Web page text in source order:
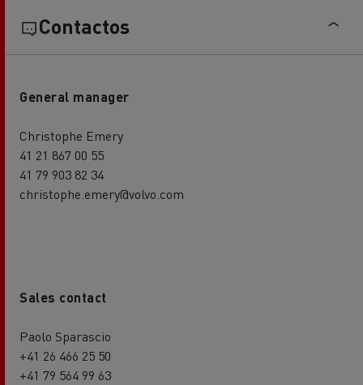
Contactos
General manager
Christophe Emery
41 21 867 00 55
41 79 903 82 34
christophe.emery@volvo.com
Sales contact
Paolo Sparascio
+41 26 466 25 50
+41 79 564 99 63